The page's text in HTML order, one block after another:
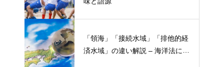
「領海」「接続水域」「排他的経
済水域」の違い解説 – 海洋法にお